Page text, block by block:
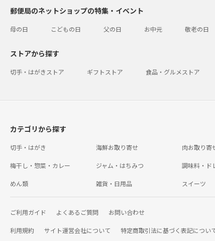
郵便局のネットショップの特集・イベント
母の日 こどもの日 父の日 お中元 敬老の日
ストアから探す
切手・はがきストア ギフトストア 食品・グルメストア
カテゴリから探す
切手・はがき 海鮮お取り寄せ 肉お取り寄
梅干し・惣菜・カレー ジャム・はちみつ 調味料・ド
めん類 雑貨・日用品 スイーツ
ご利用ガイド よくあるご質問 お問い合わせ
利用規約 サイト運営会社について 特定商取引法に基づく表記につい